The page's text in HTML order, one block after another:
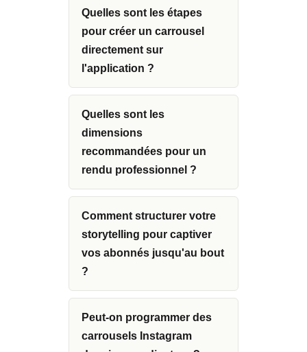
Quelles sont les étapes
pour créer un carrousel
directement sur
l'application ?
Quelles sont les
dimensions
recommandées pour un
rendu professionnel ?
Comment structurer votre
storytelling pour captiver
vos abonnés jusqu'au bout
?
Peut-on programmer des
carrousels Instagram